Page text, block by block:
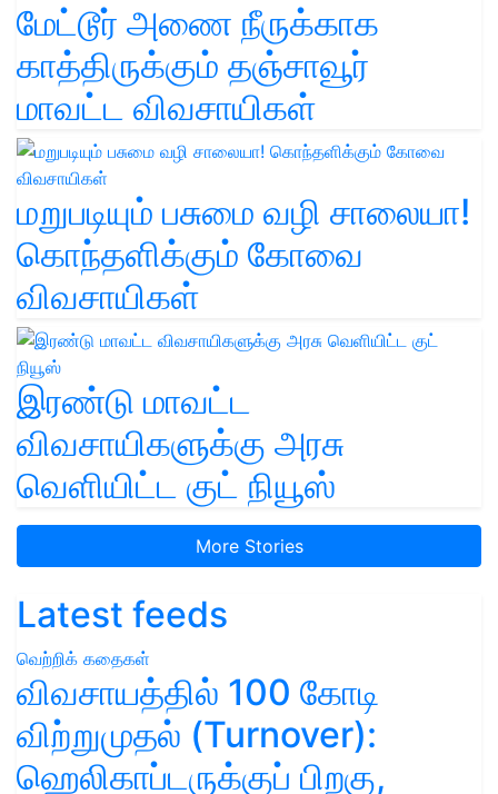
மேட்டூர் அணை நீருக்காக
காத்திருக்கும் தஞ்சாவூர்
மாவட்ட விவசாயிகள்
மறுபடியும் பசுமை வழி சாலையா!
கொந்தளிக்கும் கோவை
விவசாயிகள்
இரண்டு மாவட்ட
விவசாயிகளுக்கு அரசு
வெளியிட்ட குட் நியூஸ்
More Stories
Latest feeds
வெற்றிக் கதைகள்
விவசாயத்தில் 100 கோடி
விற்றுமுதல் (Turnover):
ஹெலிகாப்டருக்குப் பிறகு,